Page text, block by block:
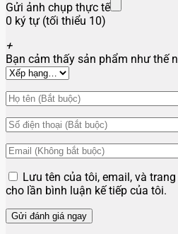
Gửi ảnh chụp thực tế
0 ký tự (tối thiểu 10)
+
Bạn cảm thấy sản phẩm như thế
Lưu tên của tôi, email, và
cho lần bình luận kế tiếp của tôi.